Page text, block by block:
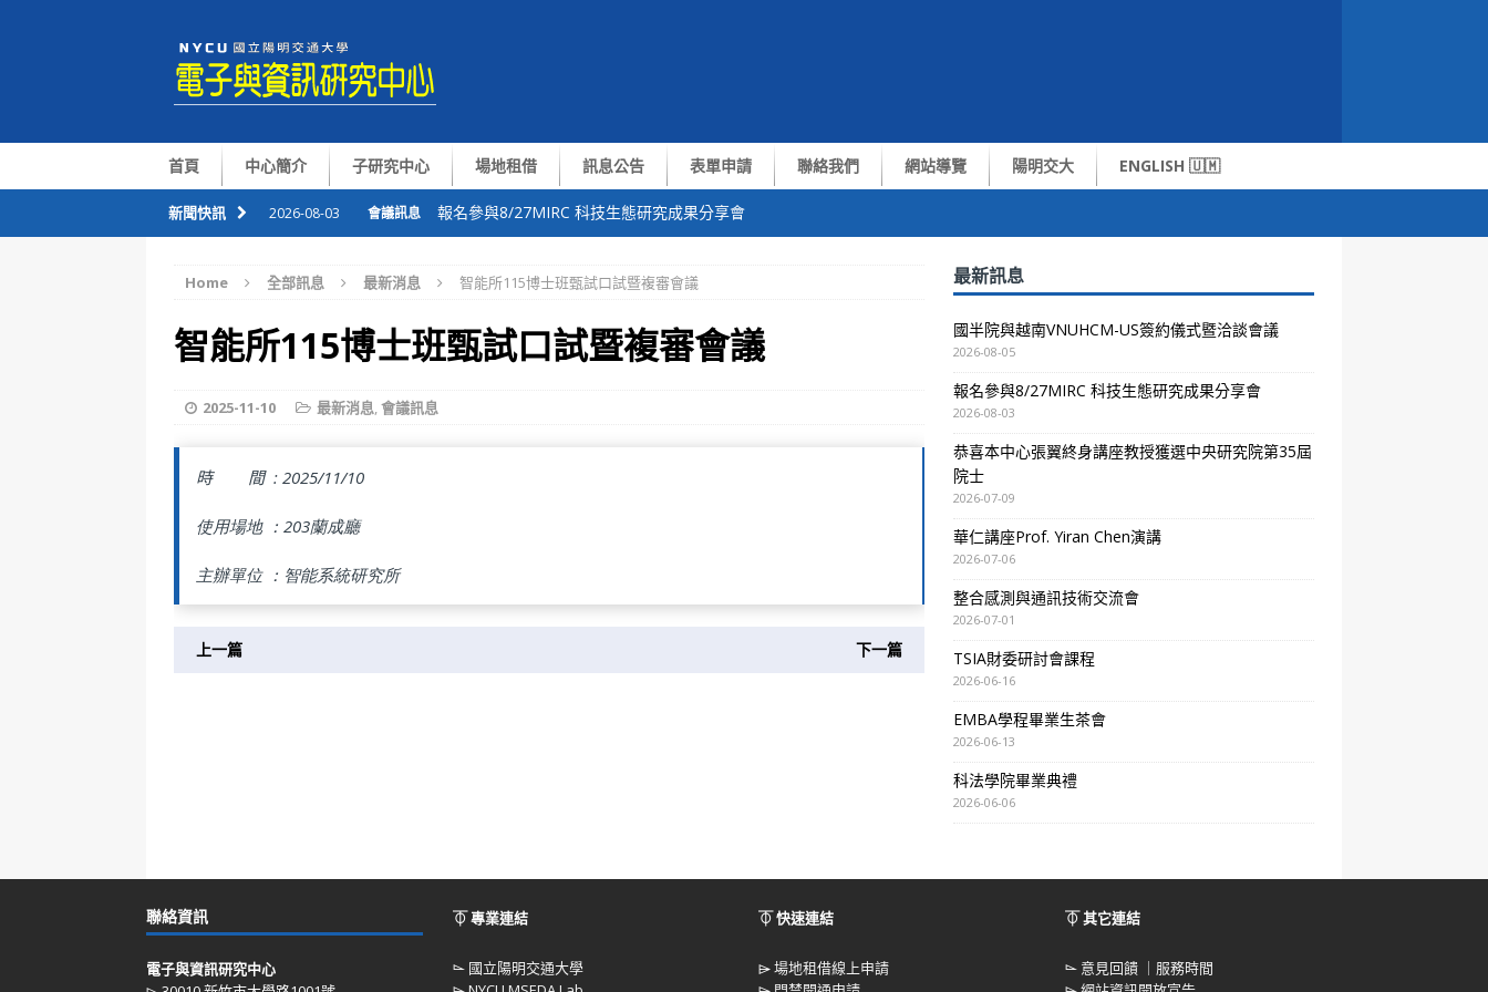
首頁 中心簡介 子研究中心 場地租借 訊息公告 表單申請 聯絡我們 網站導覽 陽明交大 ENGLISH 🇺🇲
新聞快訊 2026-08-03 會議訊息 報名參與8/27MIRC 科技生態研究成果分享會
2026-07-01 會議訊息 整合感測與通訊技術交流會
2026-08-05 會議訊息
Home 全部訊息 最新消息 智能所115博士班甄試口試暨複審會議
智能所115博士班甄試口試暨複審會議
2025-11-10 最新消息,會議訊息
時 間 : 2025/11/10
使用場地 ：203蘭成廳
主辦單位 ：智能系統研究所
上一篇 下一篇
最新訊息
國半院與越南VNUHCM-US簽約儀式暨洽談會議
2026-08-05
報名參與8/27MIRC 科技生態研究成果分享會
2026-08-03
恭喜本中心張翼終身講座教授獲選中央研究院第35屆
院士
2026-07-09
華仁講座Prof. Yiran Chen演講
2026-07-06
整合感測與通訊技術交流會
2026-07-01
TSIA財委研討會課程
2026-06-16
EMBA學程畢業生茶會
2026-06-13
科法學院畢業典禮
2026-06-06
聯絡資訊
電子與資訊研究中心
⏁ 專業連結
⌳ 國立陽明交通大學
⏁ 快速連結
⌲場地租借線上申請
⏁ 其它連結
⌳ 意見回饋 ｜服務時間